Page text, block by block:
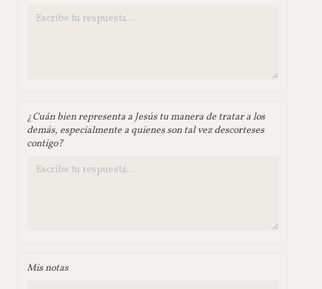
¿Cuán bien representa a Jesús tu manera de tratar a los
demás, especialmente a quienes son tal vez descorteses
contigo?
Mis notas